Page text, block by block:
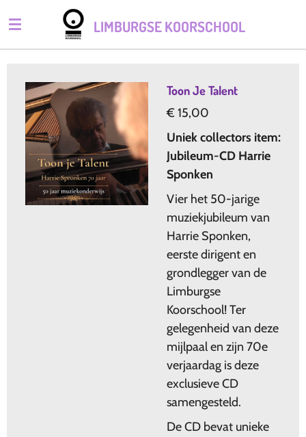
Ga
direct
naar
hoofdinhoud
LIMBURGSE KOORSCHOOL
Toon Je Talent
€ 15,00
Uniek collectors item:
Jubileum-CD Harrie
Sponken
Vier het 50-jarige
muziekjubileum van
Harrie Sponken,
eerste dirigent en
grondlegger van de
Limburgse
Koorschool! Ter
gelegenheid van deze
mijlpaal en zijn 70e
verjaardag is deze
exclusieve CD
samengesteld.
De CD bevat unieke